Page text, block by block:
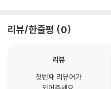
리뷰/한줄평 0
리뷰
첫번째 리뷰어가